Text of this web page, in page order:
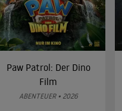
Paw Patrol: Der Dino
Film
ABENTEUER • 2026